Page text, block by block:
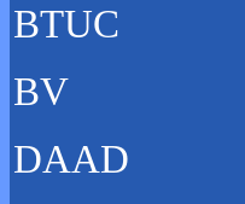
BTUC
BV
DAAD